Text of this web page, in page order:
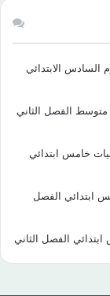
السادس الابتدائي
الفصل الثاني
خامس ابتدائي
ابتدائي الفصل
الفصل الثاني